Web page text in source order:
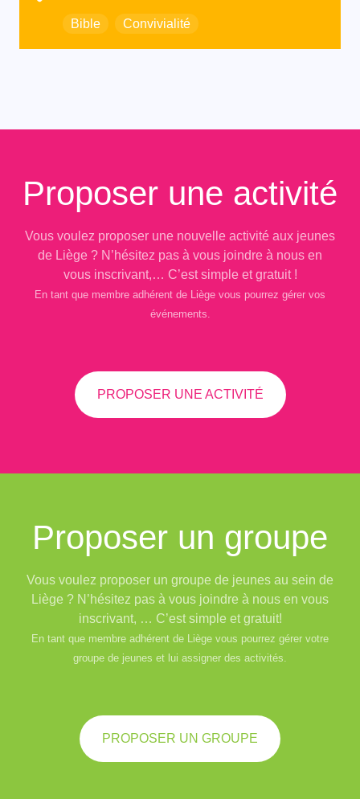
Bible Convivialité
Proposer une activité
Vous voulez proposer une nouvelle activité aux jeunes
de Liège ? N’hésitez pas à vous joindre à nous en
vous inscrivant,… C’est simple et gratuit !
En tant que membre adhérent de Liège vous pourrez gérer vos
événements.
PROPOSER UNE ACTIVITÉ
Proposer un groupe
Vous voulez proposer un groupe de jeunes au sein de
Liège ? N’hésitez pas à vous joindre à nous en vous
inscrivant, … C’est simple et gratuit!
En tant que membre adhérent de Liège vous pourrez gérer votre
groupe de jeunes et lui assigner des activités.
PROPOSER UN GROUPE